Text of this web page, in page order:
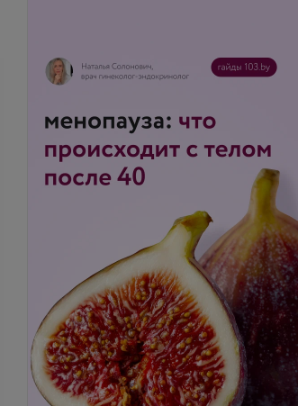
(закрывающей) пружины
Цена по запросу